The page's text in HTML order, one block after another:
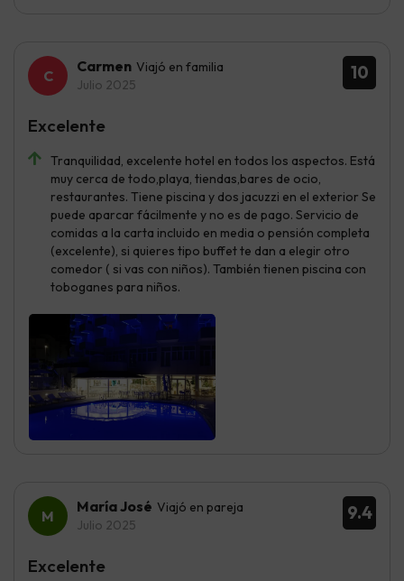
10
Carmen Viajó en familia
Julio 2025
Tranquilidad, excelente hotel en todos los aspectos. Está
muy cerca de todo,playa, tiendas,bares de ocio,
restaurantes. Tiene piscina y dos jacuzzi en el exterior Se
puede aparcar fácilmente y no es de pago. Servicio de
comidas a la carta incluido en media o pensión completa
(excelente), si quieres tipo buffet te dan a elegir otro
comedor ( si vas con niños). También tienen piscina con
toboganes para niños.
Excelente
9.4
María José Viajó en pareja
Julio 2025
Excelente